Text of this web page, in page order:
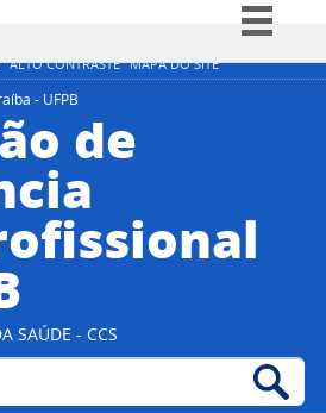
ALTO CONTRASTE MAPA DO SITE
Simplifique!
Canais
- UFPB
de
SAÚDE - CCS